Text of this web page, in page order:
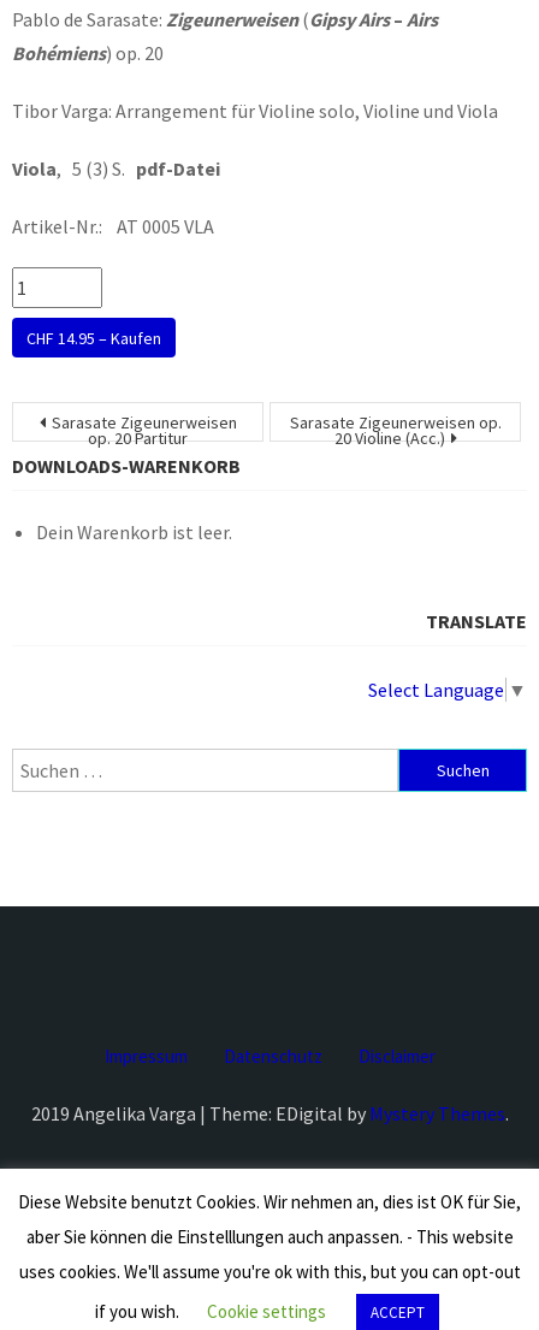
Pablo de Sarasate: Zigeunerweisen(Gipsy Airs– Airs
Bohémiens) op. 20
Tibor Varga: Arrangement für Violine solo, Violine und Viola
Viola, 5 (3) S. pdf-Datei
Artikel-Nr.: AT 0005 VLA
CHF 14.95 – Kaufen
Beitragsnavigation
Sarasate Zigeunerweisen
op. 20 Partitur
Sarasate Zigeunerweisen op.
20 Violine (Acc.)
DOWNLOADS-WARENKORB
Dein Warenkorb ist leer.
TRANSLATE
Select Language ▼
Suchen
nach:
Impressum Datenschutz Disclaimer
2019 Angelika Varga | Theme: EDigital by Mystery Themes.
Diese Website benutzt Cookies. Wir nehmen an, dies ist OK für Sie,
aber Sie können die Einstelllungen auch anpassen. - This website
uses cookies. We'll assume you're ok with this, but you can opt-out
if you wish.
Cookie settings ACCEPT